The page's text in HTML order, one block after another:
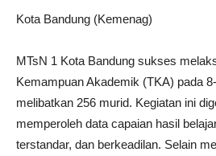
Kota Bandung (Kemenag)
MTsN 1 Kota Bandung sukses
Kemampuan Akademik (TKA) pada
melibatkan 256 murid. Kegiatan ini
memperoleh data capaian hasil
terstandar, dan berkeadilan. Selain